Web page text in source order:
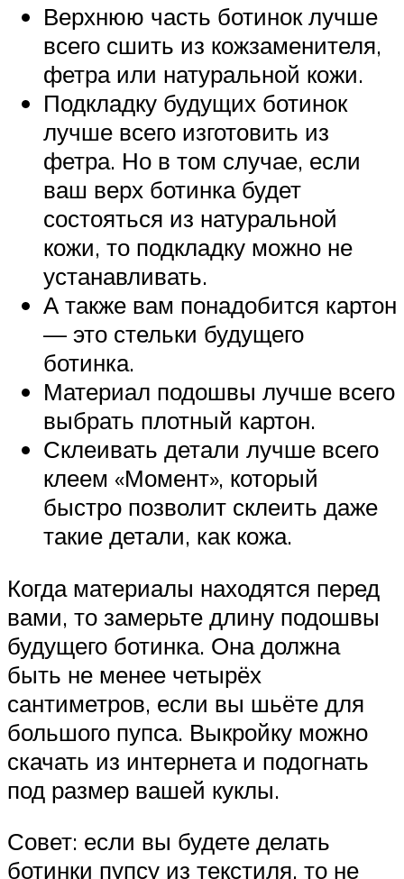
Верхнюю часть ботинок лучше
всего сшить из кожзаменителя,
фетра или натуральной кожи.
Подкладку будущих ботинок
лучше всего изготовить из
фетра. Но в том случае, если
ваш верх ботинка будет
состояться из натуральной
кожи, то подкладку можно не
устанавливать.
А также вам понадобится картон
— это стельки будущего
ботинка.
Материал подошвы лучше всего
выбрать плотный картон.
Склеивать детали лучше всего
клеем «Момент», который
быстро позволит склеить даже
такие детали, как кожа.
Когда материалы находятся перед
вами, то замерьте длину подошвы
будущего ботинка. Она должна
быть не менее четырёх
сантиметров, если вы шьёте для
большого пупса. Выкройку можно
скачать из интернета и подогнать
под размер вашей куклы.
Совет: если вы будете делать
ботинки пупсу из текстиля, то не